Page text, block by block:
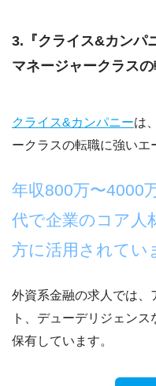
3.『クライス&カンパ
マネージャークラス
クライス&カンパニーは
ークラスの転職に強いエ
年収800万〜4000
代で企業のコア人
方に活用されてい
外資系金融の求人では、
ト、デューデリジェン
保有しています。